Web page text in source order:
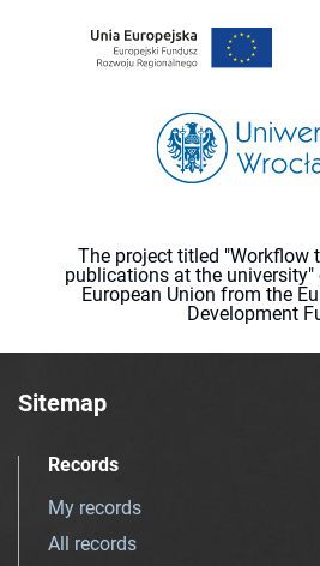
The project titled "Workflow
publications at the university"
European Union from the
Development
Sitemap
Records
My records
All records